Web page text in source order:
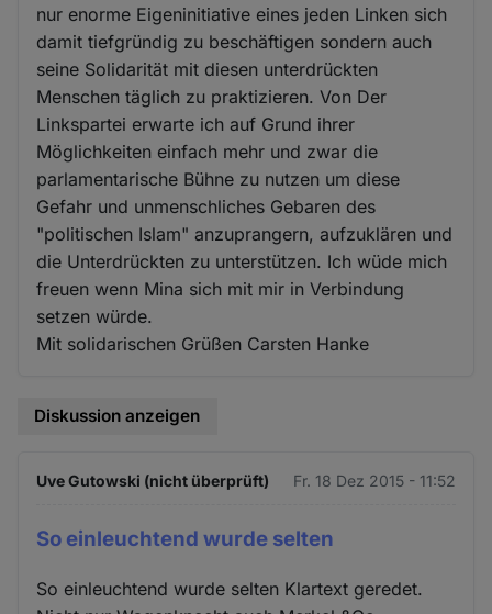
nur enorme Eigeninitiative eines jeden Linken sich
damit tiefgründig zu beschäftigen sondern auch
seine Solidarität mit diesen unterdrückten
Menschen täglich zu praktizieren. Von Der
Linkspartei erwarte ich auf Grund ihrer
Möglichkeiten einfach mehr und zwar die
parlamentarische Bühne zu nutzen um diese
Gefahr und unmenschliches Gebaren des
"politischen Islam" anzuprangern, aufzuklären und
die Unterdrückten zu unterstützen. Ich wüde mich
freuen wenn Mina sich mit mir in Verbindung
setzen würde.
Mit solidarischen Grüßen Carsten Hanke
Diskussion anzeigen
Uve Gutowski (nicht überprüft) Fr. 18 Dez 2015 - 11:52
So einleuchtend wurde selten
So einleuchtend wurde selten Klartext geredet.